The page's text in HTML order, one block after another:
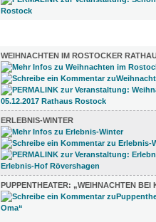
WEIHNACHTEN IM ROSTOCKER
ERLEBNIS-WINTER
PUPPENTHEATER: „WEIHNACHTEN BEI